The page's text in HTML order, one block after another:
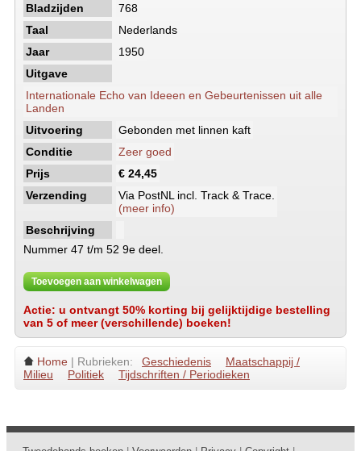
Bladzijden
768
Taal
Nederlands
Jaar
1950
Uitgave
Internationale Echo van Ideeen en Gebeurtenissen uit alle
Landen
Uitvoering
Gebonden met linnen kaft
Conditie
Zeer goed
Prijs
€ 24,45
Verzending
Via PostNL incl. Track & Trace.
(meer info)
Beschrijving
Nummer 47 t/m 52 9e deel.
Toevoegen aan winkelwagen
Actie: u ontvangt 50% korting bij gelijktijdige bestelling
van 5 of meer (verschillende) boeken!
Home | Rubrieken: Geschiedenis
Maatschappij /
Milieu
Politiek Tijdschriften / Periodieken